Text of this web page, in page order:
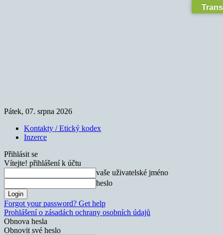
Pátek, 07. srpna 2026
Kontakty / Etický kodex
Inzerce
Přihlásit se
Vítejte! přihlášení k účtu
vaše uživatelské jméno
heslo
Forgot your password? Get help
Prohlášení o zásadách ochrany osobních údajů
Obnova hesla
Obnovit své heslo